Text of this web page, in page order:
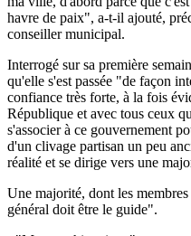
havre de paix", a-t-il ajouté,
conseiller municipal.
Interrogé sur sa première
qu'elle s'est passée "de façon
confiance très forte, à la fois
République et avec tous ceux
s'associer à ce gouvernement
d'un clivage partisan un peu
réalité et se dirige vers une
Une majorité, dont les
général doit être le guide".